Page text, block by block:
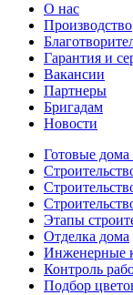
О нас
Производство
Гарантия и
Вакансии
Партнеры
Бригадам
Новости
Готовые дома
Этапы
Отделка дома
Инженерные
Контроль
Подбор